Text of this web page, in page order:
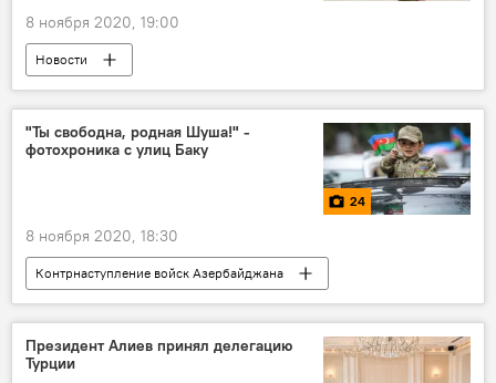
8 ноября 2020, 19:00
Новости
Контрнаступление войск Азербайджана
Политика
Карабах
Азербайджан
Новости мира
обращение
"Ты свободна, родная Шуша!" -
фотохроника с улиц Баку
24
8 ноября 2020, 18:30
Контрнаступление войск Азербайджана
Карабах
Фото
МУЛЬТИМЕДИА
Происшествия
ЖИЗНЬ
Азербайджан
Президент Алиев принял делегацию
Турции